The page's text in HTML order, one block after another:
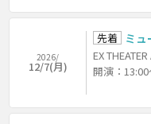
2026/
12/7(月)
先着 ミュ
EX
開演：